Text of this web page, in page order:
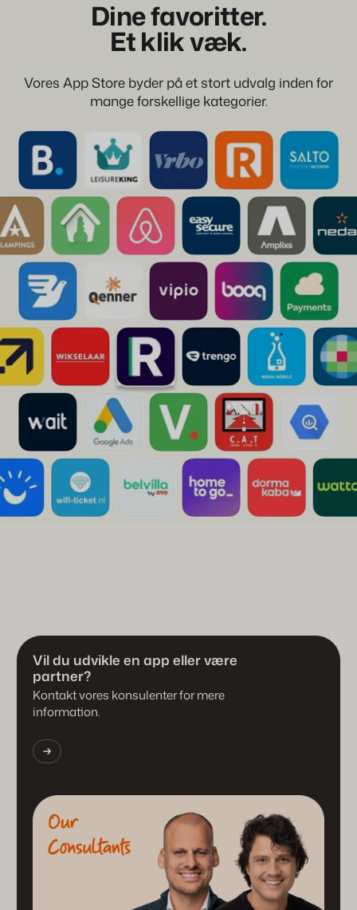
Dine favoritter.
Et klik væk.
Vores App Store byder på et stort udvalg inden for
mange forskellige kategorier.
Vil du udvikle en app eller være
partner?
Kontakt vores konsulenter for mere
information.